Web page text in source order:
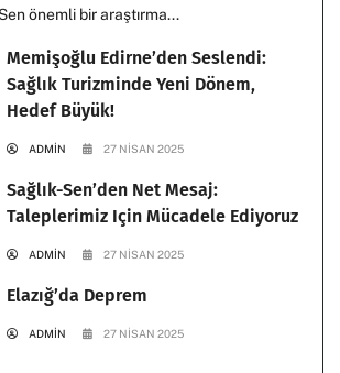
önemli bir araştırma...
Memişoğlu Edirne’den Seslendi:
Sağlık Turizminde Yeni Dönem,
Hedef Büyük!
ADMIN 27 NISAN 2025
Sağlık-Sen’den Net Mesaj:
Taleplerimiz Için Mücadele Ediyoruz
ADMIN 27 NISAN 2025
Elazığ’da Deprem
ADMIN 27 NISAN 2025